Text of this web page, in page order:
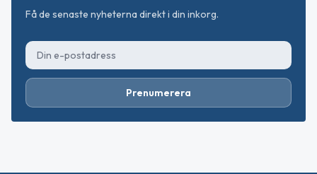
Få de senaste nyheterna direkt i din inkorg.
Prenumerera